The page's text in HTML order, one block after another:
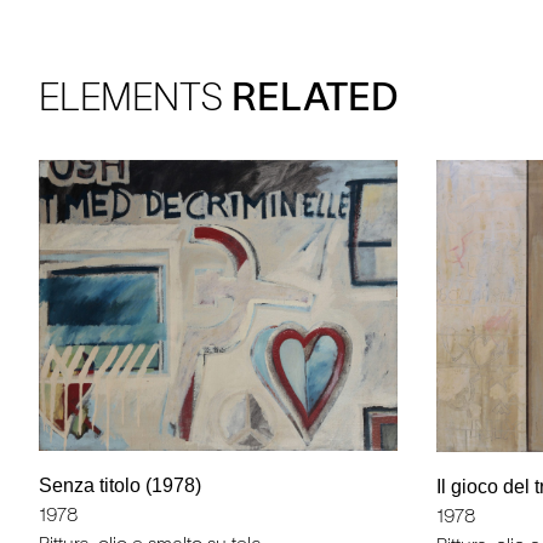
ELEMENTS RELATED
Senza titolo (1978)
1978
Il gioco del
1978